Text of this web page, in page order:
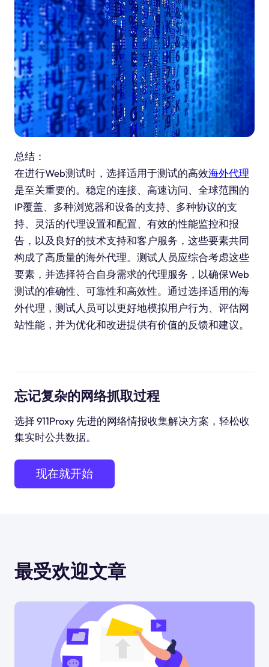
总结：
在进行Web测试时，选择适用于测试的高效海外代理
是至关重要的。稳定的连接、高速访问、全球范围的
IP覆盖、多种浏览器和设备的支持、多种协议的支
持、灵活的代理设置和配置、有效的性能监控和报
告，以及良好的技术支持和客户服务，这些要素共同
构成了高质量的海外代理。测试人员应综合考虑这些
要素，并选择符合自身需求的代理服务，以确保Web
测试的准确性、可靠性和高效性。通过选择适用的海
外代理，测试人员可以更好地模拟用户行为、评估网
站性能，并为优化和改进提供有价值的反馈和建议。
忘记复杂的网络抓取过程
选择 911Proxy 先进的网络情报收集解决方案，轻松收
集实时公共数据。
现在就开始
最受欢迎文章